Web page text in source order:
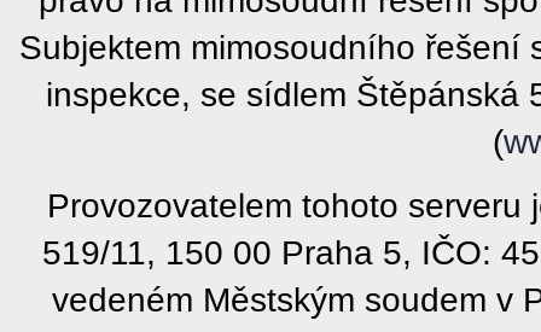
Subjektem mimosoudního řešení
inspekce, se sídlem Štěpánská
(
Provozovatelem tohoto
519/11, 150 00 Praha 5, IČO:
vedeném Městským soudem v